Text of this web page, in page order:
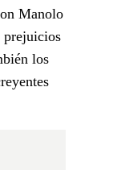
Manolo
prejuicios
los